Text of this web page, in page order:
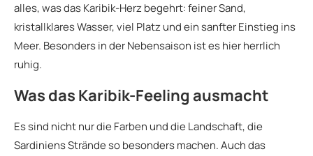
alles, was das Karibik-Herz begehrt: feiner Sand,
kristallklares Wasser, viel Platz und ein sanfter Einstieg ins
Meer. Besonders in der Nebensaison ist es hier herrlich
ruhig.
Was das Karibik-Feeling ausmacht
Es sind nicht nur die Farben und die Landschaft, die
Sardiniens Strände so besonders machen. Auch das